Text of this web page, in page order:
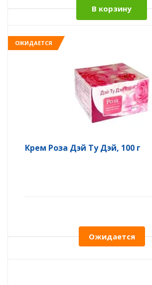
В корзину
ОЖИДАЕТСЯ
Крем Роза Дэй Ту Дэй, 100 г
Ожидается